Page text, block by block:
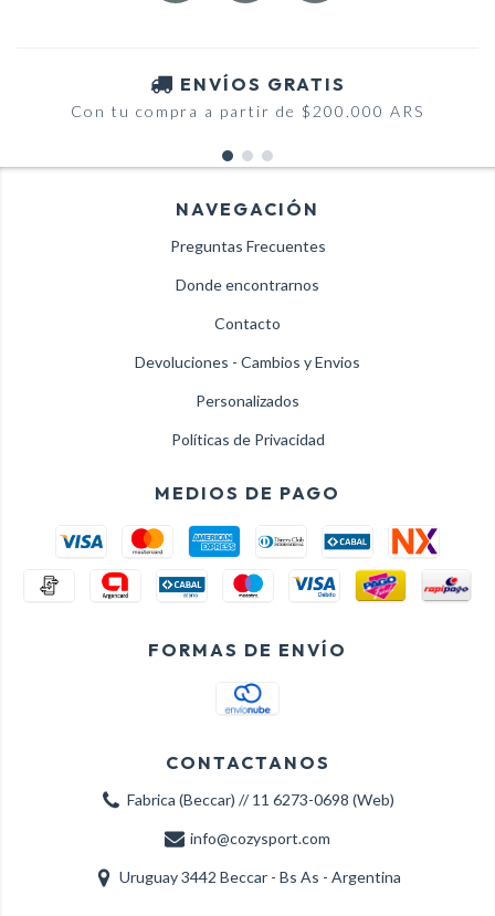
ENVÍOS GRATIS
Con tu compra a partir de $200.000 ARS
NAVEGACIÓN
Preguntas Frecuentes
Donde encontrarnos
Contacto
Devoluciones - Cambios y Envios
Personalizados
Políticas de Privacidad
MEDIOS DE PAGO
FORMAS DE ENVÍO
CONTACTANOS
Fabrica (Beccar) // 11 6273-0698 (Web)
info@cozysport.com
Uruguay 3442 Beccar - Bs As - Argentina